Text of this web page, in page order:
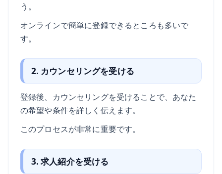
う。
オンラインで簡単に登録できるところも多いで
す。
2. カウンセリングを受ける
登録後、カウンセリングを受けることで、あなた
の希望や条件を詳しく伝えます。
このプロセスが非常に重要です。
3. 求人紹介を受ける